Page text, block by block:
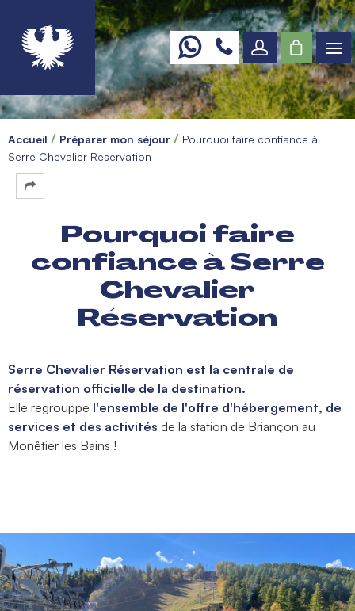
Accueil Préparer mon séjour
Pourquoi faire confiance à
Serre Chevalier Réservation
Pourquoi faire
confiance à Serre
Chevalier
Réservation
Serre Chevalier Réservation est la centrale de
réservation officielle de la destination.
Elle regrouppe l'ensemble de l'offre d'hébergement, de
services et des activités de la station de Briançon au
Monêtier les Bains !